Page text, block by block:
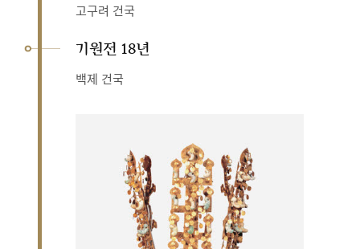
고구려 건국
기원전 18년
백제 건국